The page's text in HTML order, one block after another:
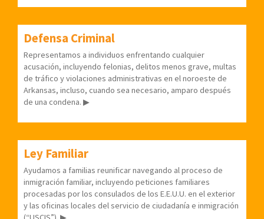
Defensa Criminal
Representamos a individuos enfrentando cualquier
acusación, incluyendo felonias, delitos menos grave, multas
de tráfico y violaciones administrativas en el noroeste de
Arkansas, incluso, cuando sea necesario, amparo después
de una condena. ▶
Ley Familiar
Ayudamos a familias reunificar navegando al proceso de
inmigración familiar, incluyendo peticiones familiares
procesadas por los consulados de los E.E.U.U. en el exterior
y las oficinas locales del servicio de ciudadanía e inmigración